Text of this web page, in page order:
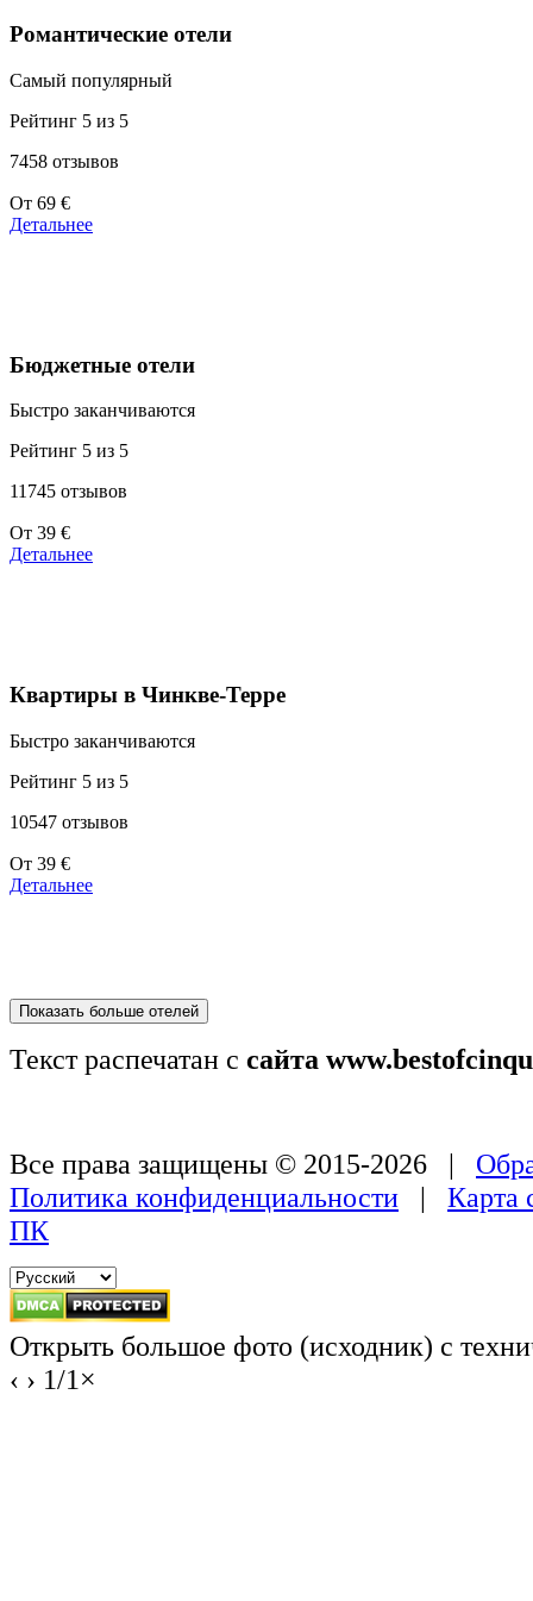
Романтические отели
Самый популярный
Рейтинг 5 из 5
7458 отзывов
Цены
от
От 69 €
Детальнее
Бюджетные отели
Быстро заканчиваются
Рейтинг 5 из 5
11745 отзывов
Цены
от
От 39 €
Детальнее
Квартиры в Чинкве-Терре
Быстро заканчиваются
Рейтинг 5 из 5
10547 отзывов
Цены
от
От 39 €
Детальнее
Показать больше отелей
Текст распечатан с сайта
Все права защищены © 2015-2026 |
Политика конфиденциальности | Карта
ПК
Открыть большое фото (исходник) с
‹ › 1/1×